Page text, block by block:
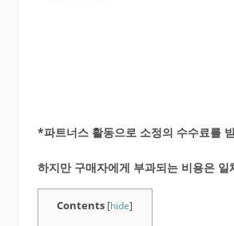
*파트너스 활동으로 소정의 수수료를
하지만 구매자에게 부과되는 비용은 일
Contents [hide]